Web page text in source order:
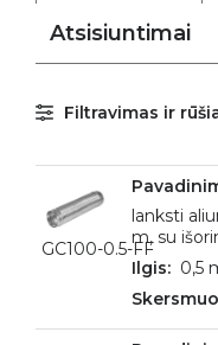
Atsisiuntimai
Filtravimas ir
GC100-0.5-FF
lanksti
m, su
0,5